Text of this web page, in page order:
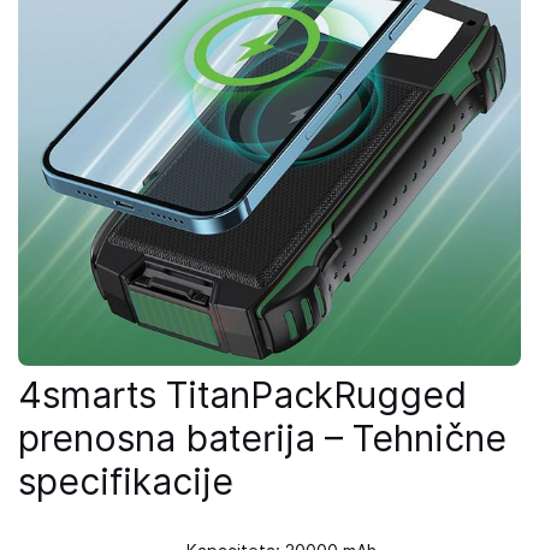
4smarts TitanPackRugged
prenosna baterija – Tehnične
specifikacije